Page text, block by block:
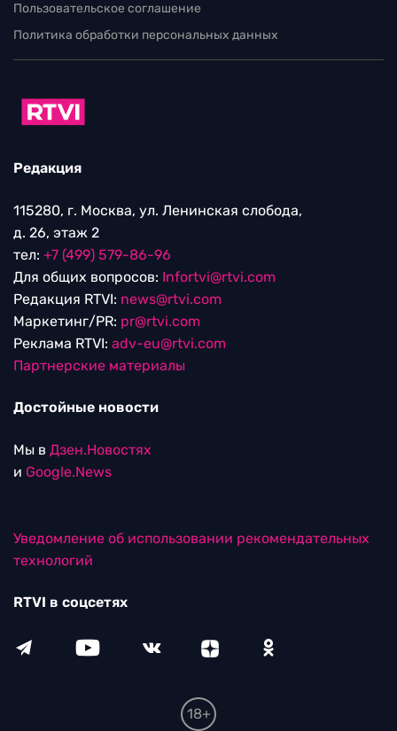
Пользовательское соглашение
Политика обработки персональных данных
Редакция
115280, г. Москва, ул. Ленинская слобода,
д. 26, этаж 2
тел: +7 (499) 579-86-96
Для общих вопросов: Infortvi@rtvi.com
Редакция RTVI: news@rtvi.com
Маркетинг/PR: pr@rtvi.com
Реклама RTVI: adv-eu@rtvi.com
Партнерские материалы
Достойные новости
Мы в Дзен.Новостях
и Google.News
Уведомление об использовании рекомендательных
технологий
RTVI в соцсетях
18+